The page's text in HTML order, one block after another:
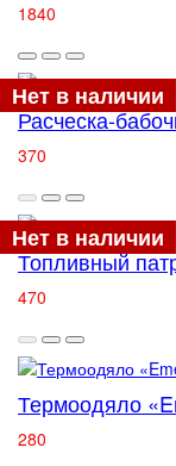
1840
Нет в наличии
Расческа-
370
Нет в наличии
Топливный
470
Термоодяло
280